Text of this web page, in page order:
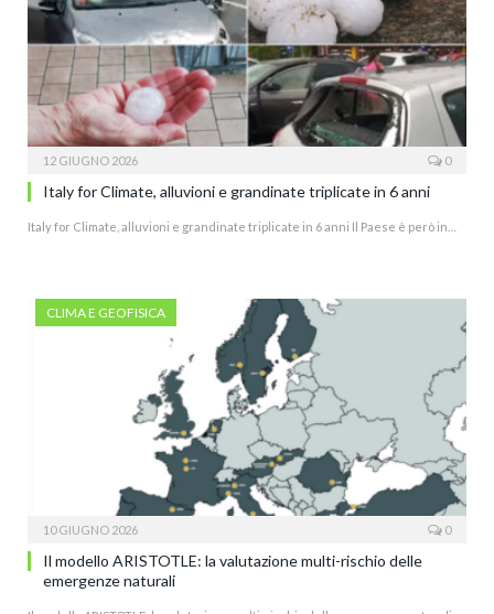
12 GIUGNO 2026 0
Italy for Climate, alluvioni e grandinate triplicate in 6 anni
Italy for Climate, alluvioni e grandinate triplicate in 6 anni Il Paese è però in…
CLIMA E GEOFISICA
10 GIUGNO 2026 0
Il modello ARISTOTLE: la valutazione multi-rischio delle
emergenze naturali